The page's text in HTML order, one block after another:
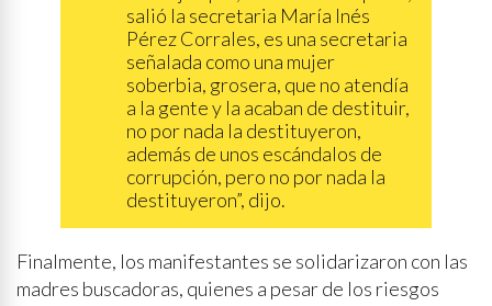
salió la secretaria María Inés
Pérez Corrales, es una secretaria
señalada como una mujer
soberbia, grosera, que no atendía
a la gente y la acaban de destituir,
no por nada la destituyeron,
además de unos escándalos de
corrupción, pero no por nada la
destituyeron”, dijo.
Finalmente, los manifestantes se solidarizaron con las
madres buscadoras, quienes a pesar de los riesgos